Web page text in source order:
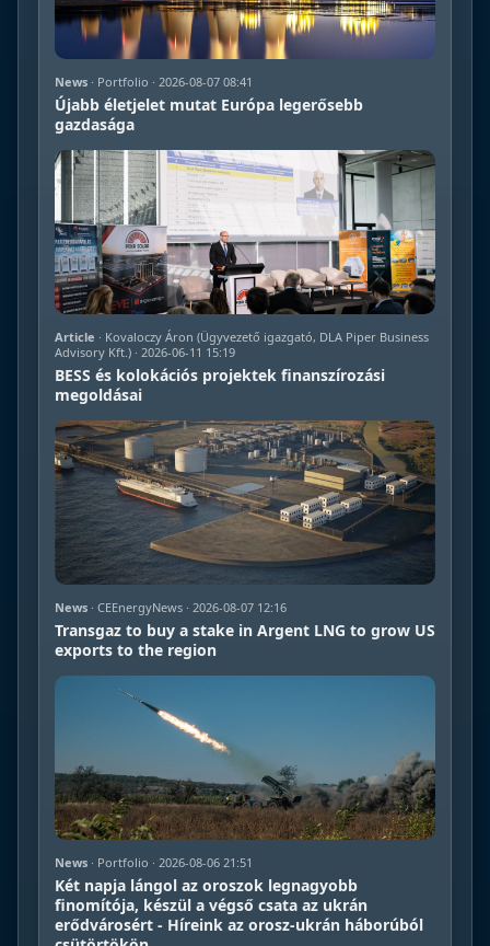
News · Portfolio · 2026-08-07 08:41
Újabb életjelet mutat Európa legerősebb
gazdasága
Article · Kovaloczy Áron (Ügyvezető igazgató, DLA Piper Business
Advisory Kft.) · 2026-06-11 15:19
BESS és kolokációs projektek finanszírozási
megoldásai
News · CEEnergyNews · 2026-08-07 12:16
Transgaz to buy a stake in Argent LNG to grow US
exports to the region
News · Portfolio · 2026-08-06 21:51
Két napja lángol az oroszok legnagyobb
finomítója, készül a végső csata az ukrán
erődvárosért - Híreink az orosz-ukrán háborúból